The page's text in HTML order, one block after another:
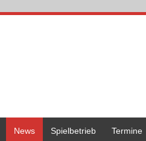
News
Spielbetrieb Termine